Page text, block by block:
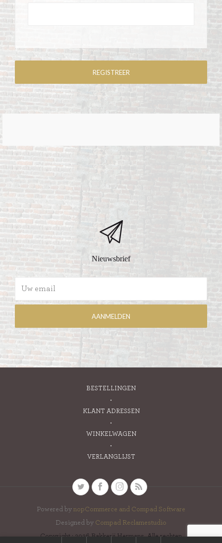
Nieuwsbrief
BESTELLINGEN
KLANT ADRESSEN
WINKELWAGEN
VERLANGLIJST
Powered by nopCommerce and Compad Software
Designed by Compad Reclamestudio
Copyright ; 2026 Bakkerij Hermans. Alle rechten